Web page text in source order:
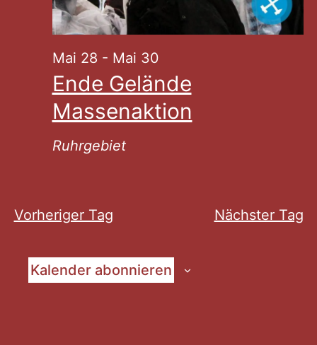
Ende Gelände
Massenaktion
Mai 28 - Mai 30
Ruhrgebiet
Vorheriger Tag Nächster Tag
Kalender abonnieren